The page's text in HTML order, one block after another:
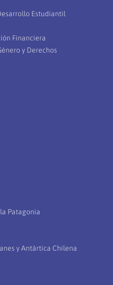
Estudiantil
Financiera
y Derechos
Patagonia
y Antártica Chilena